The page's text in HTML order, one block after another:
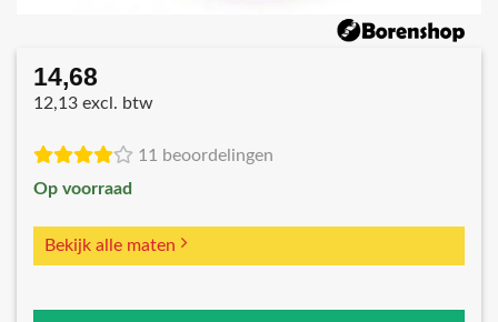
14,68
12,13 excl. btw
11 beoordelingen
Op voorraad
Bekijk alle maten